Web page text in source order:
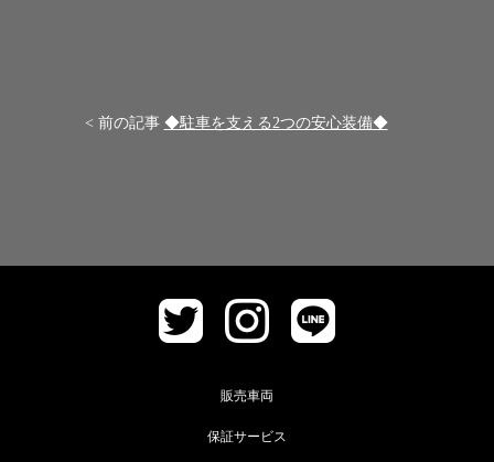
< 前の記事 ◆駐車を支える2つの安心装備◆
販売車両
保証サービス